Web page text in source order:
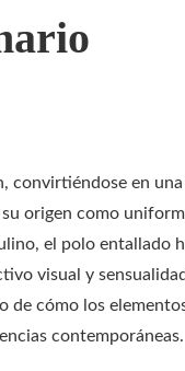
convirtiéndose en
origen como
el polo entallado
visual y
cómo los
contemporáneas.